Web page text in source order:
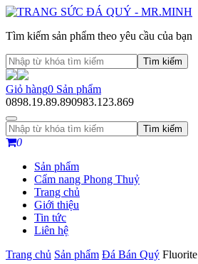
Tìm kiếm sản phẩm theo yêu cầu của bạn
Tìm kiếm
Giỏ hàng0 Sản phẩm
0898.19.89.890983.123.869
Tìm kiếm
0
Sản phẩm
Cẩm nang Phong Thuỷ
Trang chủ
Giới thiệu
Tin tức
Liên hệ
Trang chủ Sản phẩm Đá Bán Quý Fluorite